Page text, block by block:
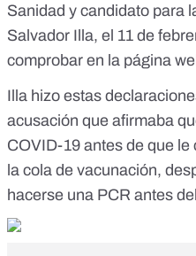
Sanidad y candidato para
Salvador Illa, el 11 de
comprobar en la página
Illa hizo estas
acusación que afirmaba
COVID-19 antes de que le
la cola de vacunación,
hacerse una PCR antes